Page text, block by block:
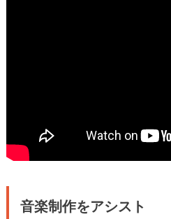
音楽制作をアシスト